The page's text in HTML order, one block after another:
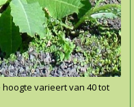
varieert van 40 tot